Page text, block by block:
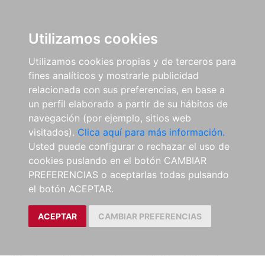
Utilizamos cookies
Utilizamos cookies propias y de terceros para
fines analíticos y mostrarle publicidad
relacionada con sus preferencias, en base a
un perfil elaborado a partir de su hábitos de
navegación (por ejemplo, sitios web
visitados). Clica aquí para más información.
Usted puede configurar o rechazar el uso de
cookies puslando en el botón CAMBIAR
PREFERENCIAS o aceptarlas todas pulsando
el botón ACEPTAR.
ACEPTAR CAMBIAR PREFERENCIAS